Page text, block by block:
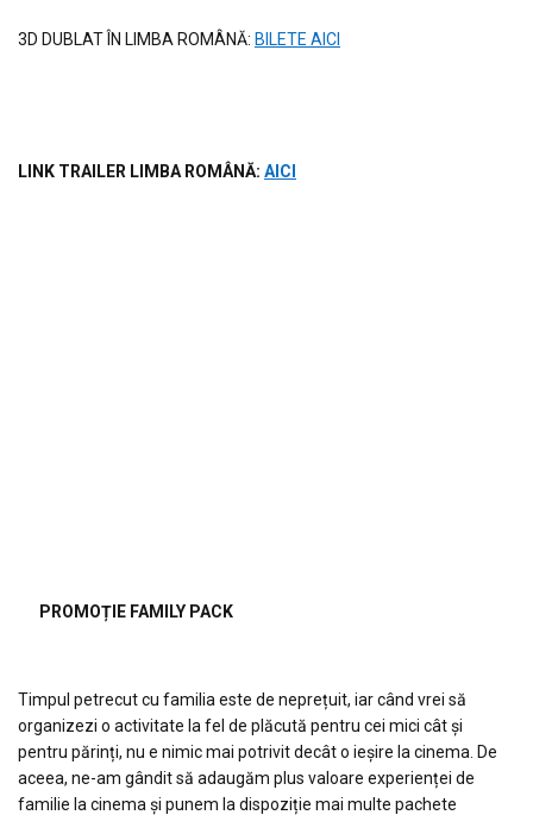
3D DUBLAT ÎN LIMBA ROMÂNĂ: BILETE AICI
LINK TRAILER LIMBA ROMÂNĂ: AICI
PROMOȚIE FAMILY PACK
Timpul petrecut cu familia este de neprețuit, iar când vrei să
organizezi o activitate la fel de plăcută pentru cei mici cât și
pentru părinți, nu e nimic mai potrivit decât o ieșire la cinema. De
aceea, ne-am gândit să adaugăm plus valoare experienței de
familie la cinema și punem la dispoziție mai multe pachete